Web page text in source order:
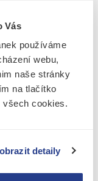
Vás
používáme
webu,
naše stránky
na tlačítko
všech cookies.
detaily
spoustu
pokud
Těšíme se na